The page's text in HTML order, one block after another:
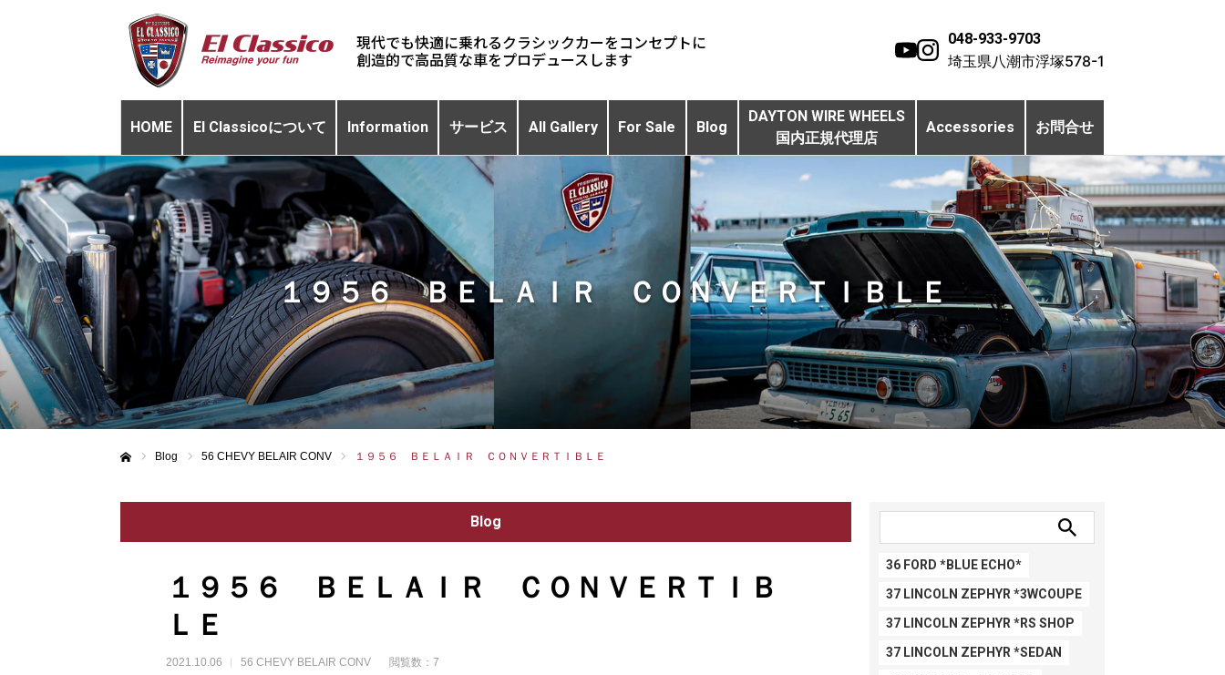
現代でも快適に乗れるクラシックカーをコンセプトに 048-933-9703
埼玉県八潮市浮塚578-1
HOME El Classicoについて Information サービス All Gallery For Sale Blog
DAYTON WIRE WHEELS
国内正規代理店
Accessories お問合せ
１９５６ ＢＥＬＡＩＲ ＣＯＮＶＥＲＴＩＢＬＥ
Blog 56 CHEVY BELAIR CONV １９５６ ＢＥＬＡＩＲ ＣＯＮＶＥＲＴＩＢＬＥ
Blog
１９５６ ＢＥＬＡＩＲ ＣＯＮＶＥＲＴＩＢ
ＬＥ
2021.10.06 56 CHEVY BELAIR CONV 閲覧数：7
36 FORD *BLUE ECHO*
37 LINCOLN ZEPHYR *3WCOUPE
37 LINCOLN ZEPHYR *RS SHOP
37 LINCOLN ZEPHYR *SEDAN